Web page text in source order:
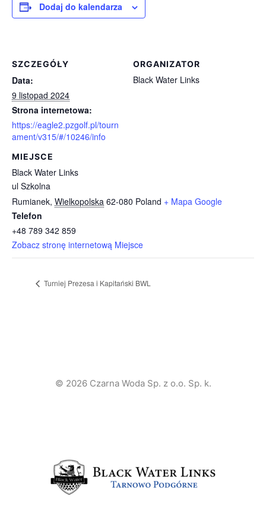
Dodaj do kalendarza
SZCZEGÓŁY
Data:
9 listopad 2024
Strona internetowa:
https://eagle2.pzgolf.pl/tourn
ament/v315/#/10246/info
MIEJSCE
Black Water Links
ul Szkolna
Rumianek, Wielkopolska 62-080 Poland + Mapa Google
Telefon
+48 789 342 859
Zobacz stronę internetową Miejsce
ORGANIZATOR
Black Water Links
Turniej Prezesa i Kapitański BWL
© 2026 Czarna Woda Sp. z o.o. Sp. k.